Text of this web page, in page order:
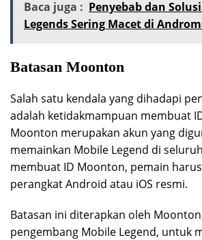
Baca juga : Penyebab dan
Legends Sering Macet di
Batasan Moonton
Salah satu kendala yang dihadapi
adalah ketidakmampuan membuat
Moonton merupakan akun yang
memainkan Mobile Legend di
membuat ID Moonton, pemain
perangkat Android atau iOS resmi.
Batasan ini diterapkan oleh
pengembang Mobile Legend, untuk